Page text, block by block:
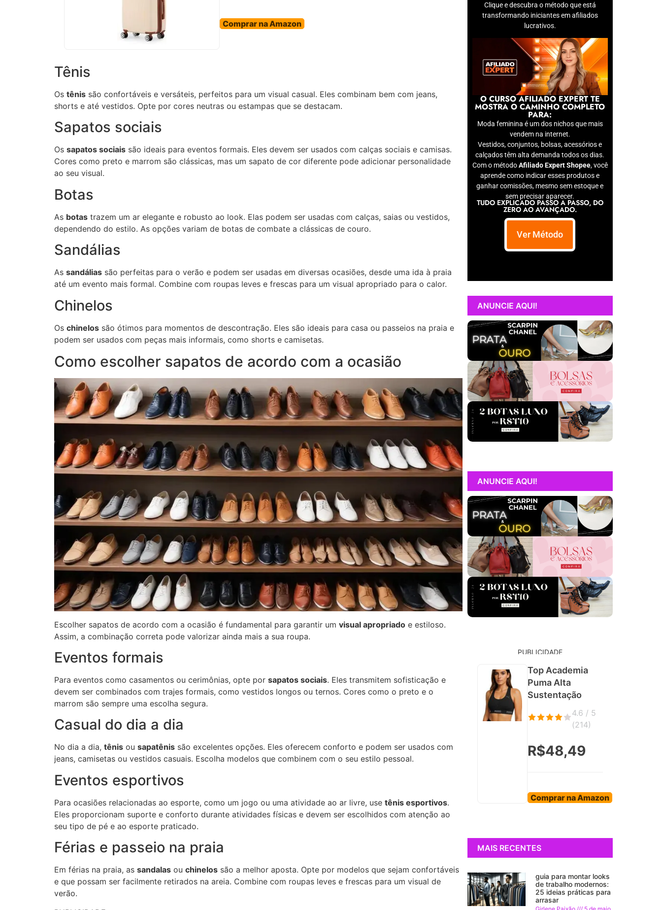
Comprar na Amazon
Tênis
Os tênis são confortáveis e versáteis, perfeitos para um visual casual. Eles combinam bem com jeans,
shorts e até vestidos. Opte por cores neutras ou estampas que se destacam.
Sapatos sociais
Os sapatos sociais são ideais para eventos formais. Eles devem ser usados com calças sociais e camisas.
Cores como preto e marrom são clássicas, mas um sapato de cor diferente pode adicionar personalidade
ao seu visual.
Botas
As botas trazem um ar elegante e robusto ao look. Elas podem ser usadas com calças, saias ou vestidos,
dependendo do estilo. As opções variam de botas de combate a clássicas de couro.
Sandálias
As sandálias são perfeitas para o verão e podem ser usadas em diversas ocasiões, desde uma ida à praia
até um evento mais formal. Combine com roupas leves e frescas para um visual apropriado para o calor.
Chinelos
Os chinelos são ótimos para momentos de descontração. Eles são ideais para casa ou passeios na praia e
podem ser usados com peças mais informais, como shorts e camisetas.
Como escolher sapatos de acordo com a ocasião
Escolher sapatos de acordo com a ocasião é fundamental para garantir um visual apropriado e estiloso.
Assim, a combinação correta pode valorizar ainda mais a sua roupa.
Eventos formais
Para eventos como casamentos ou cerimônias, opte por sapatos sociais. Eles transmitem sofisticação e
devem ser combinados com trajes formais, como vestidos longos ou ternos. Cores como o preto e o
marrom são sempre uma escolha segura.
Casual do dia a dia
No dia a dia, tênis ou sapatênis são excelentes opções. Eles oferecem conforto e podem ser usados com
jeans, camisetas ou vestidos casuais. Escolha modelos que combinem com o seu estilo pessoal.
Eventos esportivos
Para ocasiões relacionadas ao esporte, como um jogo ou uma atividade ao ar livre, use tênis esportivos.
Eles proporcionam suporte e conforto durante atividades físicas e devem ser escolhidos com atenção ao
seu tipo de pé e ao esporte praticado.
Férias e passeio na praia
Em férias na praia, as sandalas ou chinelos são a melhor aposta. Opte por modelos que sejam confortáveis
e que possam ser facilmente retirados na areia. Combine com roupas leves e frescas para um visual de
verão.
Clique e descubra o método que está
transformando iniciantes em afiliados
lucrativos.
O CURSO AFILIADO EXPERT TE
MOSTRA O CAMINHO COMPLETO
PARA:
Moda feminina é um dos nichos que mais
vendem na internet.
Vestidos, conjuntos, bolsas, acessórios e
calçados têm alta demanda todos os dias.
Com o métodoAfiliado Expert Shopee, você
aprende como indicar esses produtos e
ganhar comissões, mesmo sem estoque e
sem precisar aparecer.
TUDO EXPLICADO PASSO A PASSO, DO
ZERO AO AVANÇADO.
Ver Método
ANUNCIE AQUI!
ANUNCIE AQUI!
PUBLICIDADE
Top Academia
Puma Alta
Sustentação
4.6 / 5
(214)
R$48,49
Comprar na Amazon
MAIS RECENTES
guia para montar looks
de trabalho modernos:
25 ideias práticas para
arrasar